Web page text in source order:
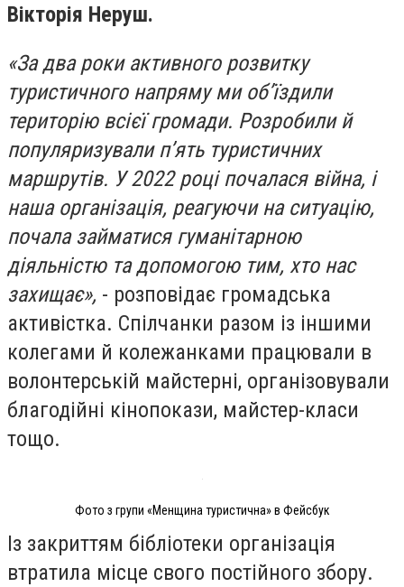
Вікторія Неруш.
«За два роки активного розвитку
туристичного напряму ми обʼїздили
територію всієї громади. Розробили й
популяризували пʼять туристичних
маршрутів. У 2022 році почалася війна, і
наша організація, реагуючи на ситуацію,
почала займатися гуманітарною
діяльністю та допомогою тим, хто нас
захищає», - розповідає громадська
активістка. Спілчанки разом із іншими
колегами й колежанками працювали в
волонтерській майстерні, організовували
благодійні кінопокази, майстер-класи
тощо.
Фото з групи «Менщина туристична» в Фейсбук
Із закриттям бібліотеки організація
втратила місце свого постійного збору.